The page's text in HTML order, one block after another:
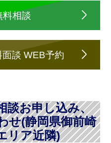
料相談
談 WEB予約
談お申し込み、
せ(静岡県御前崎
リア近隣)